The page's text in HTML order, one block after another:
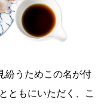
紛うためこの名が付
ともにいただく、こ